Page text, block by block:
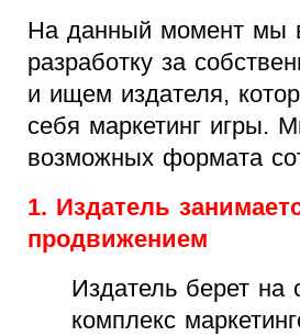
На данный момент мы
разработку за
и ищем издателя,
себя маркетинг игры.
возможных формата
1. Издатель
продвижением
Издатель берет на
комплекс